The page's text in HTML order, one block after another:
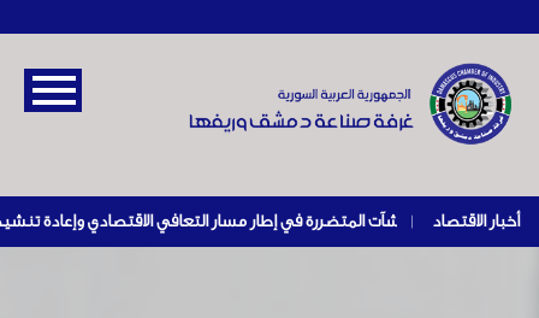
أخبار الاقتصاد |